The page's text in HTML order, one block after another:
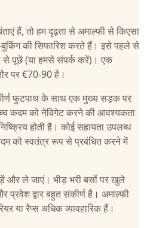
हैं, तो हम दृढ़ता से अमाल्फी से किएसा
बुकिंग की सिफारिश करते हैं। इसे पहले से
पूछें (या हमसे संपर्क करें)। एक
पर €70-90 है।
फुटपाथ के साथ एक मुख्य सड़क पर
कदम को नेविगेट करने की आवश्यकता
होती है। कोई सहायता उपलब्ध
को स्वतंत्र रूप से प्रबंधित करने में
और ले जाएं। भीड़ भरी बसों पर खुले
द्वार बहुत संकीर्ण है। अमाल्फी
या रैप्स अधिक व्यावहारिक हैं।